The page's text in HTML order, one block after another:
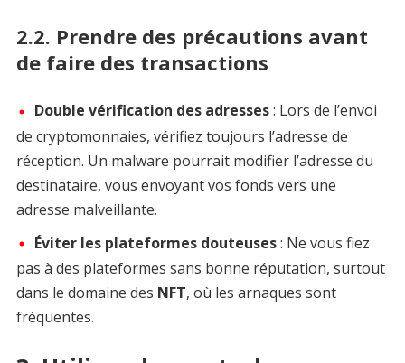
2.2. Prendre des précautions avant
de faire des transactions
Double vérification des adresses: Lors de l’envoi
de cryptomonnaies, vérifiez toujours l’adresse de
réception. Un malware pourrait modifier l’adresse du
destinataire, vous envoyant vos fonds vers une
adresse malveillante.
Éviter les plateformes douteuses: Ne vous fiez
pas à des plateformes sans bonne réputation, surtout
dans le domaine des NFT, où les arnaques sont
fréquentes.